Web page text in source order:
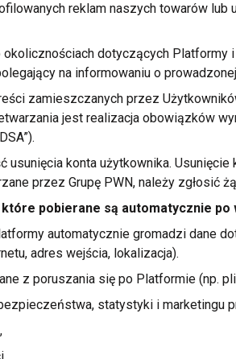
reklam naszych towarów
okolicznościachdotyczących Platformy
na informowaniu o prowadzonej
zamieszczanych przez
jest realizacja obowiązków
usunięcia konta użytkownika.
przez Grupę PWN, należy zgłosić
które pobierane są automatycznie
automatycznie gromadzi dane
adres wejścia, lokalizacja).
z poruszaniasię po Platformie (np.
statystyki i marketingu